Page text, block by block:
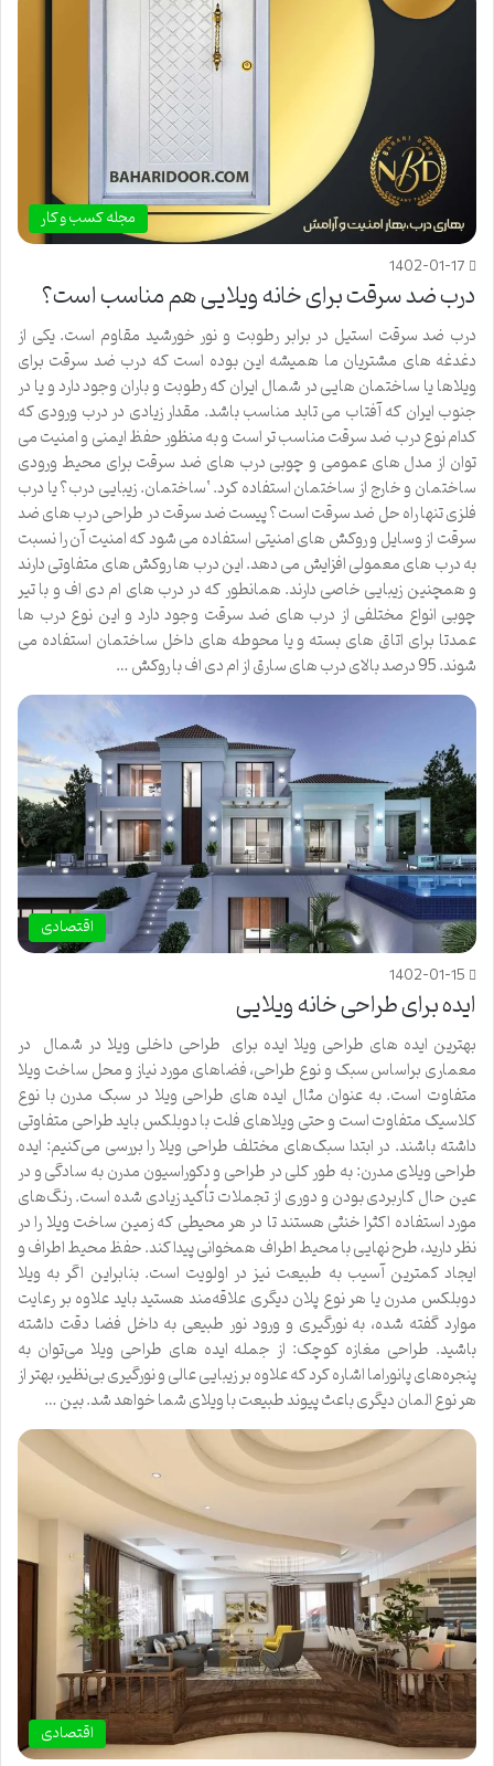
مجله کسب و کار
1402-01-17
درب ضد سرقت برای خانه ویلایی هم مناسب است؟
درب ضد سرقت استیل در برابر رطوبت و نور خورشید مقاوم است. یکی از
دغدغه های مشتریان ما همیشه این بوده است که درب ضد سرقت برای
ویلاها یا ساختمان هایی در شمال ایران که رطوبت و باران وجود دارد و یا در
جنوب ایران که آفتاب می تابد مناسب باشد. مقدار زیادی در درب ورودی که
کدام نوع درب ضد سرقت مناسب تر است و به منظور حفظ ایمنی و امنیت می
توان از مدل های عمومی و چوبی درب های ضد سرقت برای محیط ورودی
ساختمان و خارج از ساختمان استفاده کرد. ‘ساختمان. زیبایی درب؟ یا درب
فلزی تنها راه حل ضد سرقت است؟ پیست ضد سرقت در طراحی درب های ضد
سرقت از وسایل و روکش های امنیتی استفاده می شود که امنیت آن را نسبت
به درب های معمولی افزایش می دهد. این درب ها روکش های متفاوتی دارند
و همچنین زیبایی خاصی دارند. همانطور که در درب های ام دی اف و با تیر
چوبی انواع مختلفی از درب های ضد سرقت وجود دارد و این نوع درب ها
عمدتا برای اتاق های بسته و یا محوطه های داخل ساختمان استفاده می
شوند. 95 درصد بالای درب های سارق از ام دی اف با روکش …
اقتصادی
1402-01-15
ایده برای طراحی خانه ویلایی
بهترین ایده های طراحی ویلا ایده برای طراحی داخلی ویلا در شمال در
معماری براساس سبک و نوع طراحی، فضاهای مورد نیاز و محل ساخت ویلا
متفاوت است. به عنوان مثال ایده های طراحی ویلا در سبک مدرن با نوع
کلاسیک متفاوت است و حتی ویلاهای فلت با دوبلکس باید طراحی متفاوتی
داشته باشند. در ابتدا سبک‌های مختلف طراحی ویلا را بررسی می‌کنیم: ایده
طراحی ویلای مدرن: به طور کلی در طراحی و دکوراسیون مدرن به سادگی و در
عین حال کاربردی بودن و دوری از تجملات تأکید زیادی شده است. رنگ‌های
مورد استفاده اکثرا خنثی هستند تا در هر محیطی که زمین ساخت ویلا را در
نظر دارید، طرح نهایی با محیط اطراف همخوانی پیدا کند. حفظ محیط اطراف و
ایجاد کمترین آسیب به طبیعت نیز در اولویت است. بنابراین اگر به ویلا
دوبلکس مدرن یا هر نوع پلان دیگری علاقه‌مند هستید باید علاوه بر رعایت
موارد گفته شده، به نورگیری و ورود نور طبیعی به داخل فضا دقت داشته
باشید. طراحی مغازه کوچک: از جمله ایده های طراحی ویلا می‌توان به
پنجره‌های پانوراما اشاره کرد که علاوه بر زیبایی عالی و نورگیری بی‌نظیر، بهتر از
هر نوع المان دیگری باعث پیوند طبیعت با ویلای شما خواهد شد. بین …
اقتصادی